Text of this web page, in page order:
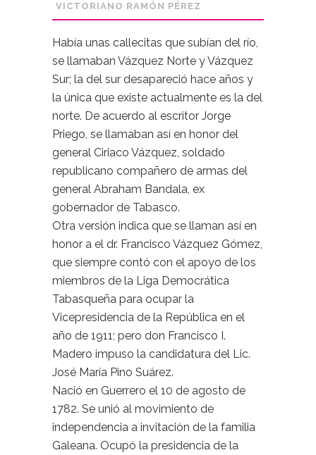
VICTORIANO RAMÓN PÉREZ
Había unas callecitas que subían del río,
se llamaban Vázquez Norte y Vázquez
Sur; la del sur desapareció hace años y
la única que existe actualmente es la del
norte. De acuerdo al escritor Jorge
Priego, se llamaban así en honor del
general Ciriaco Vázquez, soldado
republicano compañero de armas del
general Abraham Bandala, ex
gobernador de Tabasco.
Otra versión indica que se llaman así en
honor a el dr. Francisco Vázquez Gómez,
que siempre contó con el apoyo de los
miembros de la Liga Democrática
Tabasqueña para ocupar la
Vicepresidencia de la República en el
año de 1911; pero don Francisco I.
Madero impuso la candidatura del Lic.
José María Pino Suárez.
Nació en Guerrero el 10 de agosto de
1782. Se unió al movimiento de
independencia a invitación de la familia
Galeana. Ocupó la presidencia de la